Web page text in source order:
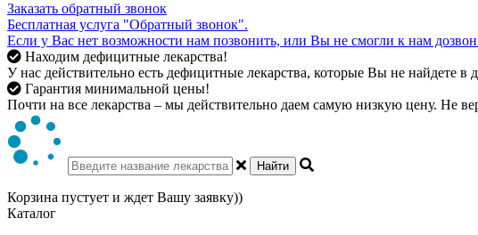
Заказать обратный звонок
Бесплатная услуга "Обратный звонок".
Если у Вас нет возможности нам позвонить, или Вы не смогли к нам
Находим дефицитные лекарства!
У нас действительно есть дефицитные лекарства, которые Вы не найдете в
Гарантия минимальной цены!
Почти на все лекарства – мы действительно даем самую низкую цену. Не
Найти
Корзина пустует и ждет Вашу заявку))
Каталог